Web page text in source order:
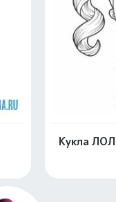
Кукла ЛОЛ